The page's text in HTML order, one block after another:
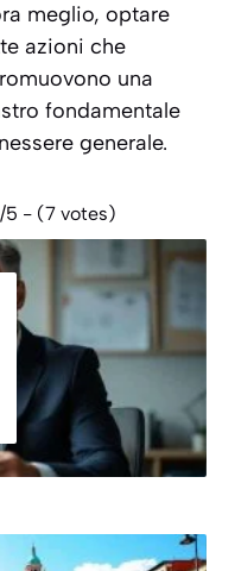
meglio, optare
azioni che
una
fondamentale
generale.
5 - (7 votes)